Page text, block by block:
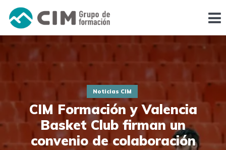
Noticias CIM
CIM Formación y Valencia
Basket Club firman un
convenio de colaboración